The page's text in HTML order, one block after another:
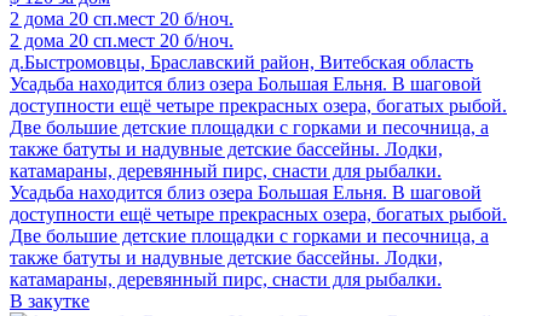
2 дома 20 сп.мест 20 б/ноч.
2 дома 20 сп.мест 20 б/ноч.
д.Быстромовцы, Браславский район, Витебская область
Усадьба находится близ озера Большая Ельня. В шаговой
доступности ещё четыре прекрасных озера, богатых рыбой.
Две большие детские площадки с горками и песочница, а
также батуты и надувные детские бассейны. Лодки,
катамараны, деревянный пирс, снасти для рыбалки.
Усадьба находится близ озера Большая Ельня. В шаговой
доступности ещё четыре прекрасных озера, богатых рыбой.
Две большие детские площадки с горками и песочница, а
также батуты и надувные детские бассейны. Лодки,
катамараны, деревянный пирс, снасти для рыбалки.
В закутке